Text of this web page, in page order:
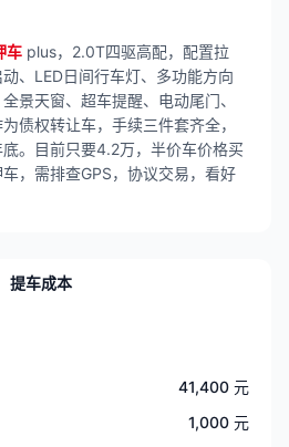
车 plus，2.0T四驱高配，配置拉
、LED日间行车灯、多功能方向
景天窗、超车提醒、电动尾门、
债权转让车，手续三件套齐全，
。目前只要4.2万，半价车价格买
，需排查GPS，协议交易，看好
提车成本
41,400 元
1,000 元